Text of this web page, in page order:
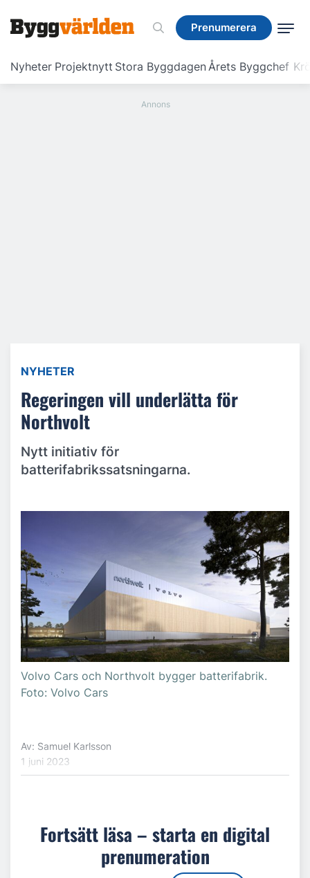
Prenumerera
Nyheter Projektnytt Stora ByggdagenÅrets Byggchef
Prenumerera
NYHETER
Regeringen vill underlätta för
Northvolt
Nytt initiativ för
batterifabrikssatsningarna.
Volvo Cars och Northvolt bygger batterifabrik.
Foto: Volvo Cars
Av: Samuel Karlsson
1 juni 2023
Fortsätt läsa – starta en digital
prenumeration